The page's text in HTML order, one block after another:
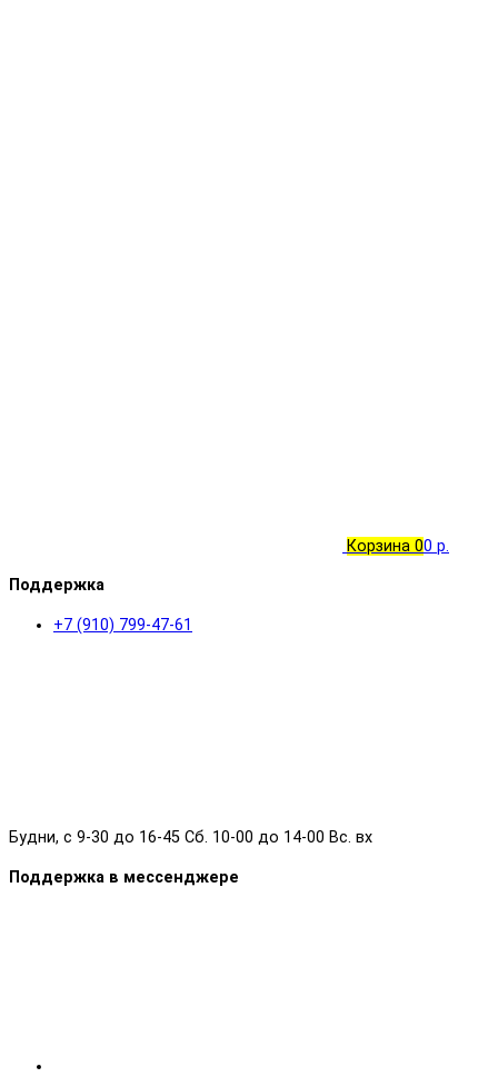
Корзина 00 р.
Поддержка
+7 (910) 799-47-61
Будни, с 9-30 до 16-45 Сб. 10-00 до 14-00 Вс. вх
Поддержка в мессенджере